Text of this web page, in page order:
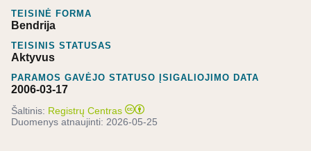
TEISINĖ FORMA
Bendrija
TEISINIS STATUSAS
Aktyvus
PARAMOS GAVĖJO STATUSO ĮSIGALIOJIMO DATA
2006-03-17
Šaltinis: Registrų Centras
Duomenys atnaujinti: 2026-05-25